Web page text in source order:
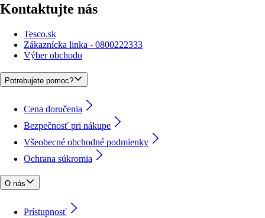
Kontaktujte nás
Tesco.sk
Zákaznícka linka - 0800222333
Výber obchodu
Potrebujete pomoc?
Cena doručenia
Bezpečnosť pri nákupe
Všeobecné obchodné podmienky
Ochrana súkromia
O nás
Prístupnosť